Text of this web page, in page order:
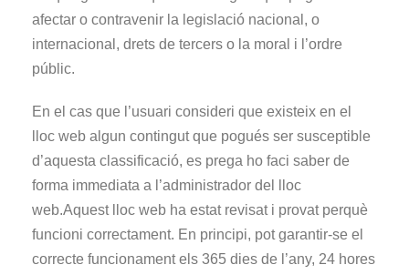
afectar o contravenir la legislació nacional, o
internacional, drets de tercers o la moral i l’ordre
públic.
En el cas que l’usuari consideri que existeix en el
lloc web algun contingut que pogués ser susceptible
d’aquesta classificació, es prega ho faci saber de
forma immediata a l’administrador del lloc
web.Aquest lloc web ha estat revisat i provat perquè
funcioni correctament. En principi, pot garantir-se el
correcte funcionament els 365 dies de l’any, 24 hores